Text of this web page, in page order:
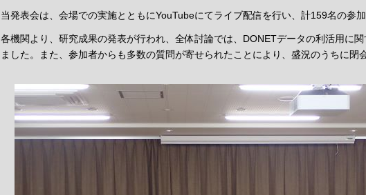
当発表会は、会場での実施とともにYouTubeにてライブ配信を行い、計159名
各機関より、研究成果の発表が行われ、全体討論では、DONETデータの利活用に
ました。また、参加者からも多数の質問が寄せられたことにより、盛況のうちに閉